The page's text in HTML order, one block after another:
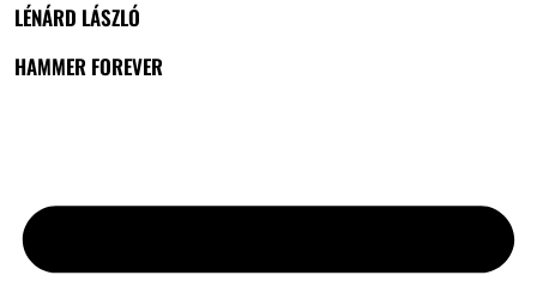
LÉNÁRD LÁSZLÓ
HAMMER FOREVER